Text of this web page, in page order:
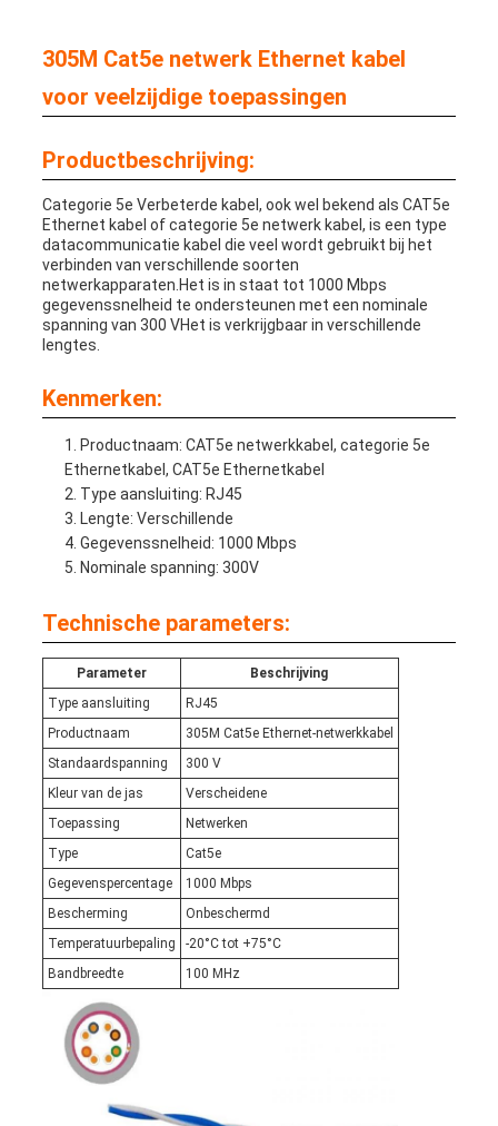
305M Cat5e netwerk Ethernet kabel
voor veelzijdige toepassingen
Productbeschrijving:
Categorie 5e Verbeterde kabel, ook wel bekend als CAT5e
Ethernet kabel of categorie 5e netwerk kabel, is een type
datacommunicatie kabel die veel wordt gebruikt bij het
verbinden van verschillende soorten
netwerkapparaten.Het is in staat tot 1000 Mbps
gegevenssnelheid te ondersteunen met een nominale
spanning van 300 VHet is verkrijgbaar in verschillende
lengtes.
Kenmerken:
Productnaam: CAT5e netwerkkabel, categorie 5e
Ethernetkabel, CAT5e Ethernetkabel
Type aansluiting: RJ45
Lengte: Verschillende
Gegevenssnelheid: 1000 Mbps
Nominale spanning: 300V
Technische parameters:
Parameter
Beschrijving
Type aansluiting
RJ45
Productnaam
305M Cat5e Ethernet-netwerkkabel
Standaardspanning
300 V
Kleur van de jas
Verscheidene
Toepassing
Netwerken
Type
Cat5e
Gegevenspercentage
1000 Mbps
Bescherming
Onbeschermd
Temperatuurbepaling
-20°C tot +75°C
Bandbreedte
100 MHz